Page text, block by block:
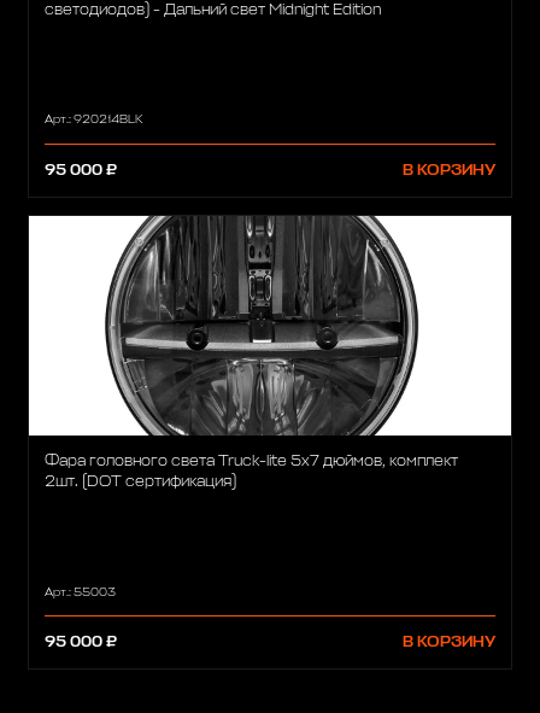
светодиодов) - Дальний свет Midnight Edition
Арт.: 920214BLK
95 000 ₽ В КОРЗИНУ
Фара головного света Truck-lite 5х7 дюймов, комплект
2шт. (DOT сертификация)
Арт.: 55003
95 000 ₽ В КОРЗИНУ